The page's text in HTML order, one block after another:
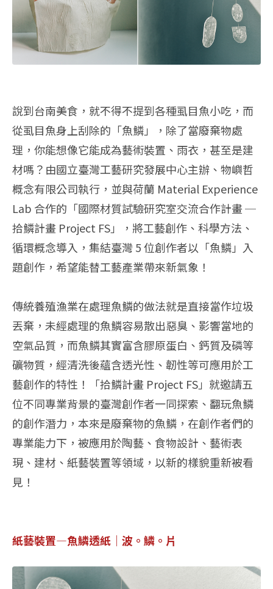
說到台南美食，就不得不提到各種虱目魚小吃，而
從虱目魚身上刮除的「魚鱗」，除了當廢棄物處
理，你能想像它能成為藝術裝置、雨衣，甚至是建
材嗎？由國立臺灣工藝研究發展中心主辦、物嶼哲
概念有限公司執行，並與荷蘭 Material Experience
Lab 合作的「國際材質試驗研究室交流合作計畫 ─
拾鱗計畫 Project FS」，將工藝創作、科學方法、
循環概念導入，集結臺灣 5 位創作者以「魚鱗」入
題創作，希望能替工藝產業帶來新氣象！
傳統養殖漁業在處理魚鱗的做法就是直接當作垃圾
丟棄，未經處理的魚鱗容易散出惡臭、影響當地的
空氣品質，而魚鱗其實富含膠原蛋白、鈣質及磷等
礦物質，經清洗後蘊含透光性、韌性等可應用於工
藝創作的特性！「拾鱗計畫 Project FS」就邀請五
位不同專業背景的臺灣創作者一同探索、翻玩魚鱗
的創作潛力，本來是廢棄物的魚鱗，在創作者們的
專業能力下，被應用於陶藝、食物設計、藝術表
現、建材、紙藝裝置等領域，以新的樣貌重新被看
見！
紙藝裝置—魚鱗透紙｜波。鱗。片